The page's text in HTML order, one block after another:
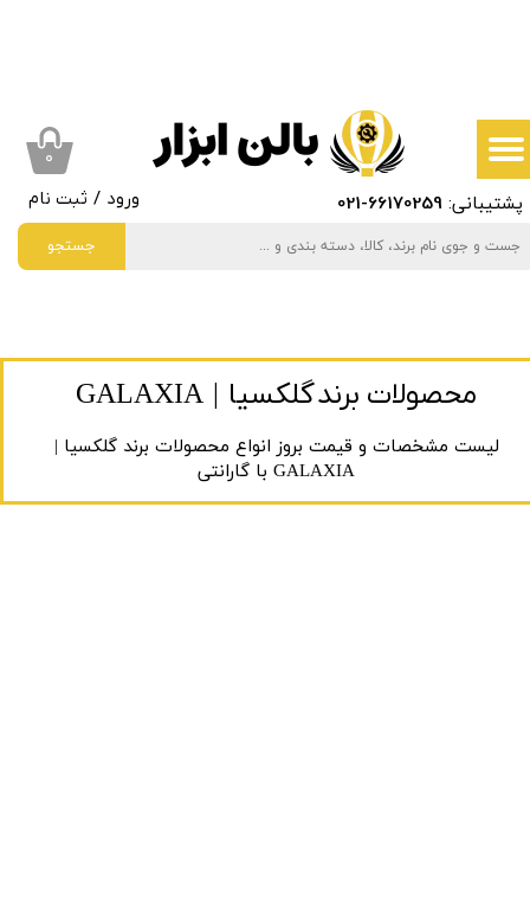
جستجو
پشتیبانی:66170259
-021 ورود / ثبت نام
سفارشات
خروج از حساب کاربری
۰
لیست مشخصات و قیمت بروز انواع محصولات برند گلکسیا |
GALAXIA با گارانتی
محصولات برندگلکسیا | GALAXIA​​​​​​​